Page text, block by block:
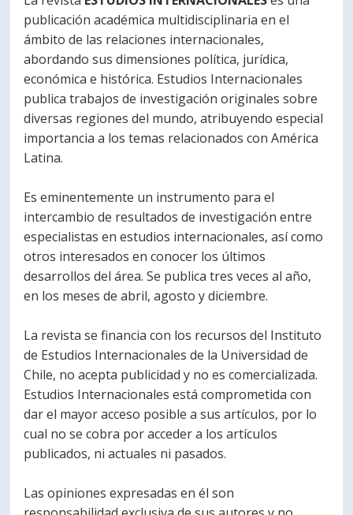
PUBLICACIONES
BIBLIOTECA
ENGLISH
PORTUGUÊS
publicación académica multidisciplinaria en el
ámbito de las relaciones internacionales,
abordando sus dimensiones política, jurídica,
económica e histórica. Estudios Internacionales
publica trabajos de investigación originales sobre
diversas regiones del mundo, atribuyendo especial
importancia a los temas relacionados con América
Latina.
Es eminentemente un instrumento para el
intercambio de resultados de investigación entre
especialistas en estudios internacionales, así como
otros interesados en conocer los últimos
desarrollos del área. Se publica tres veces al año,
en los meses de abril, agosto y diciembre.
La revista se financia con los recursos del Instituto
de Estudios Internacionales de la Universidad de
Chile, no acepta publicidad y no es comercializada.
Estudios Internacionales está comprometida con
dar el mayor acceso posible a sus artículos, por lo
cual no se cobra por acceder a los artículos
publicados, ni actuales ni pasados.
Las opiniones expresadas en él son